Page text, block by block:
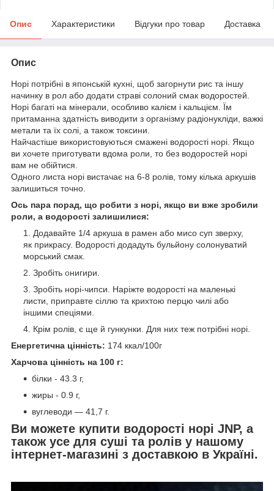
Опис Характеристики Відгуки про товар Доставка
Опис
Норі потрібні в японській кухні, щоб загорнути рис та іншу
начинку в рол або додати страві солоний смак водоростей.
Норі багаті на мінерали, особливо калієм і кальцієм. Їм
притаманна здатність виводити з організму радіонукліди, важкі
метали та їх солі, а також токсини.
Найчастіше використовуються смажені водорості норі. Якщо
ви хочете приготувати вдома роли, то без водоростей норі
вам не обійтися.
Одного листа норі вистачає на 6-8 ролів, тому кілька аркушів
залишиться точно.
Ось пара порад, що робити з норі, якщо ви вже зробили
роли, а водорості залишилися:
Додавайте 1/4 аркуша в рамен або мисо суп зверху,
як прикрасу. Водорості додадуть бульйону солонуватий
морський смак.
Зробіть онигири.
Зробіть норі-чипси. Наріжте водорості на маленькі
листи, приправте сіллю та крихтою перцю чилі або
іншими спеціями.
Крім ролів, є ще й гункунки. Для них теж потрібні норі.
Енергетична цінність: 174 ккал/100г
Харчова цінність на 100 г:
білки - 43.3 г,
жиры - 0.9 г,
вуглеводи — 41,7 г.
Ви можете купити водорості норі JNP, а
також усе для суші та ролів у нашому
інтернет-магазині з доставкою в Україні.